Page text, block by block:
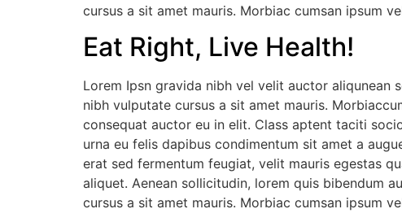
cursus a sit amet mauris. Morbiac cumsan ipsum
Eat Right, Live Health!
Lorem Ipsn gravida nibh vel velit auctor
nibh vulputate cursus a sit amet mauris.
consequat auctor eu in elit. Class aptent taciti
urna eu felis dapibus condimentum sit amet a
erat sed fermentum feugiat, velit mauris egestas
aliquet. Aenean sollicitudin, lorem quis bibendum
cursus a sit amet mauris. Morbiac cumsan ipsum